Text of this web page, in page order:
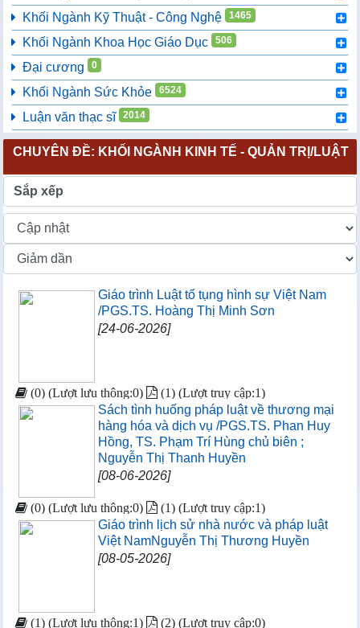
Khối Ngành Kỹ Thuật - Công Nghệ 1465
Khối Ngành Khoa Học Giáo Dục 506
Đại cương 0
Khối Ngành Sức Khỏe 6524
Luận văn thạc sĩ 2014
CHUYÊN ĐỀ: KHỐI NGÀNH KINH TẾ - QUẢN TRỊ/LUẬT
Sắp xếp
Giáo trình Luật tố tụng hình sự Việt Nam
/PGS.TS. Hoàng Thị Minh Sơn
[24-06-2026]
(0) (Lượt lưu thông:0) (1) (Lượt truy cập:1)
Sách tình huống pháp luật về thương mại
hàng hóa và dịch vụ /PGS.TS. Phan Huy
Hồng, TS. Phạm Trí Hùng chủ biên ;
Nguyễn Thị Thanh Huyền
[08-06-2026]
(0) (Lượt lưu thông:0) (1) (Lượt truy cập:1)
Giáo trình lịch sử nhà nước và pháp luật
Việt NamNguyễn Thị Thương Huyền
[08-05-2026]
(1) (Lượt lưu thông:1) (2) (Lượt truy cập:0)